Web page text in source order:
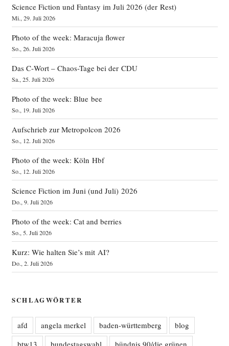
Science Fiction und Fantasy im Juli 2026 (der Rest)
Mi., 29. Juli 2026
Photo of the week: Maracuja flower
So., 26. Juli 2026
Das C‑Wort – Chaos-Tage bei der CDU
Sa., 25. Juli 2026
Photo of the week: Blue bee
So., 19. Juli 2026
Aufschrieb zur Metropolcon 2026
So., 12. Juli 2026
Photo of the week: Köln Hbf
So., 12. Juli 2026
Science Fiction im Juni (und Juli) 2026
Do., 9. Juli 2026
Photo of the week: Cat and berries
So., 5. Juli 2026
Kurz: Wie halten Sie’s mit AI?
Do., 2. Juli 2026
SCHLAGWÖRTER
afd angela merkel baden-württemberg
blog
btw13
bundestagswahl bündnis 90/die grünen